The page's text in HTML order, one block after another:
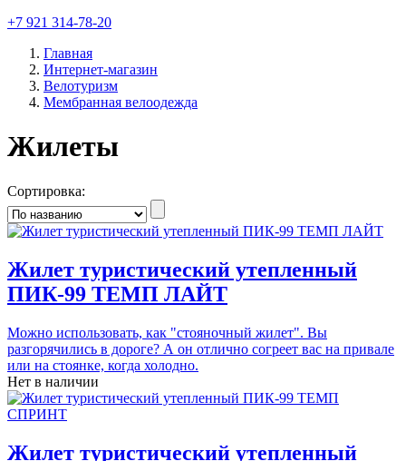
+7 921 314-78-20
Главная
Интернет-магазин
Велотуризм
Мембранная велоодежда
Жилеты
Сортировка:
Жилет туристический утепленный
ПИК-99 ТЕМП ЛАЙТ
Можно использовать, как "стояночный жилет". Вы
разгорячились в дороге? А он отлично согреет вас на привале
или на стоянке, когда холодно.
Нет в наличии
Жилет туристический утепленный